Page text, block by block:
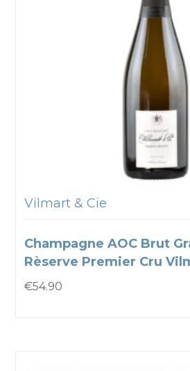
Vilmart & Cie
Champagne AOC Brut
Rèserve Premier Cru
€54.90